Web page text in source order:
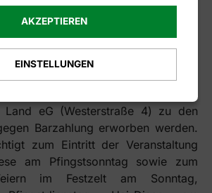
auf dem Marktplatz abholen.
für volljährige Gäste kostet EUR
Land eG (Westerstraße 4) zu den
Barzahlung erworben werden.
zum Eintritt der Veranstaltung
am Pfingstsonntag sowie zum
im Festzelt am Sonntag,
AKZEPTIEREN
EINSTELLUNGEN